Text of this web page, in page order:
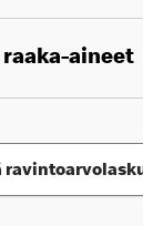
aineet